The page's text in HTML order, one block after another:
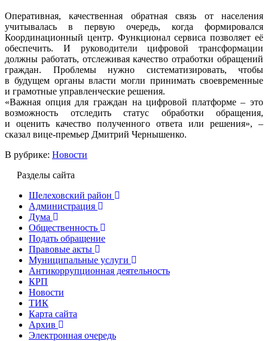
Оперативная, качественная обратная связь от населения
учитывалась в первую очередь, когда формировался
Координационный центр. Функционал сервиса позволяет её
обеспечить. И руководители цифровой трансформации
должны работать, отслеживая качество отработки обращений
граждан. Проблемы нужно систематизировать, чтобы
в будущем органы власти могли принимать своевременные
и грамотные управленческие решения.
«Важная опция для граждан на цифровой платформе – это
возможность отследить статус обработки обращения,
и оценить качество полученного ответа или решения», –
сказал вице-премьер Дмитрий Чернышенко.
В рубрике: Новости
Разделы сайта
Шелеховский район
Администрация
Дума
Общественность
Подать обращение
Правовые акты
Муниципальные услуги
Антикоррупционная деятельность
КРП
Новости
ТИК
Карта сайта
Архив
Электронная очередь